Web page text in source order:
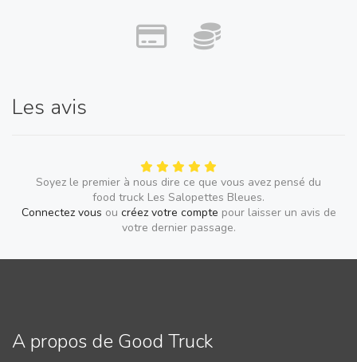
Les avis
Soyez le premier à nous dire ce que vous avez pensé du
food truck Les Salopettes Bleues.
Connectez vous ou créez votre compte pour laisser un avis de
votre dernier passage.
A propos de Good Truck